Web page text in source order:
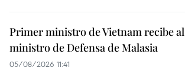
Primer ministro de Vietnam recibe al
ministro de Defensa de Malasia
05/08/2026 11:41